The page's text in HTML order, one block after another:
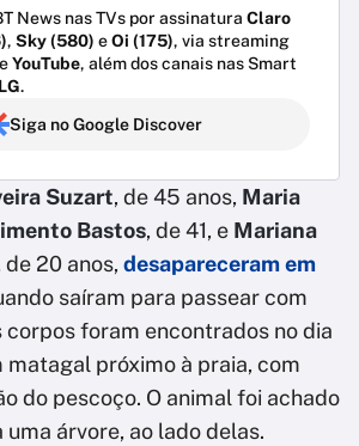
News nas TVs por assinatura Claro
, Sky (580) eOi (175), via streaming
eYouTube, além dos canais nas Smart
LG.
Siga no Google Discover
Suzart, de 45 anos, Maria
Bastos, de 41, e Mariana
de 20 anos, desapareceram em
saíram para passear com
corpos foram encontrados no dia
matagal próximo à praia, com
do pescoço. O animal foi achado
uma árvore, ao lado delas.